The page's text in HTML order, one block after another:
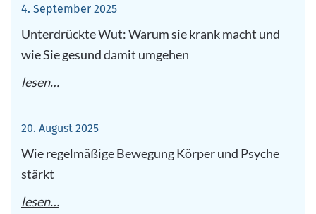
4. September 2025
Unterdrückte Wut: Warum sie krank macht und
wie Sie gesund damit umgehen
lesen…
20. August 2025
Wie regelmäßige Bewegung Körper und Psyche
stärkt
lesen…